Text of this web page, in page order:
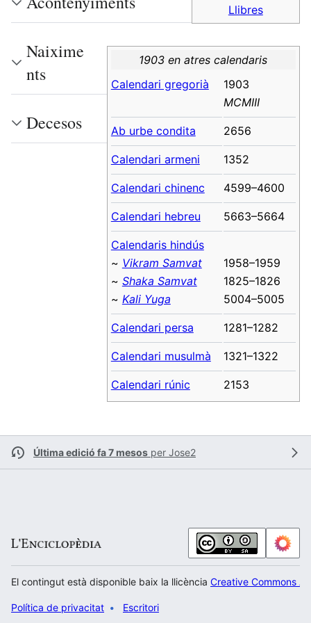
Llibres
1903 en atres calendaris
Calendari gregorià
1903
MCMIII
Ab urbe condita 2656
Calendari armeni 1352
Calendari chinenc 4599–4600
Calendari hebreu 5663–5664
Calendaris hindús
~ Vikram Samvat
~ Shaka Samvat
~ Kali Yuga
1958–1959
1825–1826
5004–5005
Calendari persa 1281–1282
Calendari musulmà 1321–1322
Calendari rúnic 2153
Naixime
nts
Decesos
Última edició fa 7 mesos per Jose2
El contingut està disponible baix la llicència Creative Commons
Política de privacitat Escritori